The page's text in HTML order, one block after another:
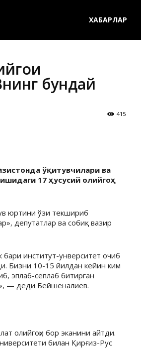
ХАБАРЛАР
бундай
415
ўқитувчилари ва
17 ҳусусий олийгоҳ
юртини ўзи текшириб
депутатлар ва собиқ вазир
бари институт-унверситет очиб
Бизни 10-15 йилдан кейин ким
эплаб-сеплаб битирган
— деди Бейшеналиев.
олийгоҳи бор эканини айтди.
билан Қирғиз-Рус